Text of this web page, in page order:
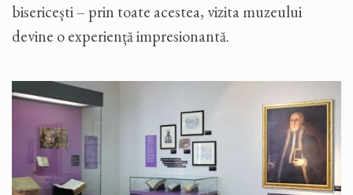
bisericești – prin toate acestea, vizita muzeului
devine o experiență impresionantă.